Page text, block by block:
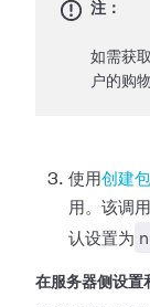
注：
如需获
户的购
使用创建
用。该调
认设置为
在服务器侧设置